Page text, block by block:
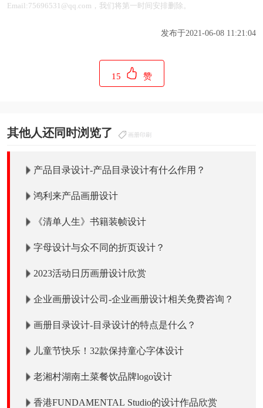
Email:75696531@qq.com，我们将第一时间安排删除。
发布于2021-06-08 11:21:04
15 赞
其他人还同时浏览了 画册印刷
产品目录设计-产品目录设计有什么作用？
鸿利来产品画册设计
《清单人生》书籍装帧设计
字母设计与众不同的折页设计？
2023活动日历画册设计欣赏
企业画册设计公司-企业画册设计相关免费咨询？
画册目录设计-目录设计的特点是什么？
儿童节快乐！32款保持童心字体设计
老湘村湖南土菜餐饮品牌logo设计
香港FUNDAMENTAL Studio的设计作品欣赏